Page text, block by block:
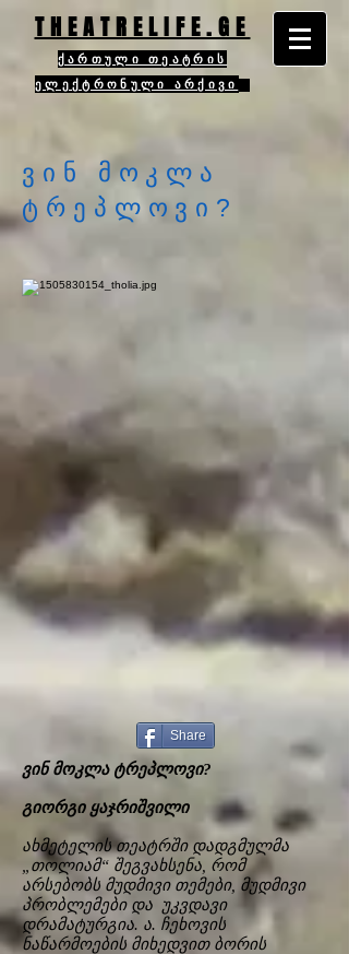
THEATRELIFE.GE
ქართული თეატრის
ელექტრონული არქივი
ვინ მოკლა
ტრეპლოვი?
Share
ვინ მოკლა ტრეპლოვი?
გიორგი ყაჯრიშვილი
ახმეტელის თეატრში დადგმულმა
„თოლიამ“ შეგვახსენა, რომ
არსებობს მუდმივი თემები, მუდმივი
პრობლემები და უკვდავი
დრამატურგია. ა. ჩეხოვის
ნაწარმოების მიხედვით ბორის